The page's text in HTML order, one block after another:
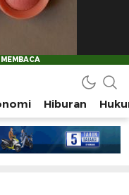
Utuh Hiburan